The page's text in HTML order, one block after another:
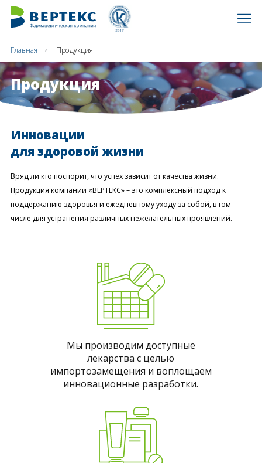
Главная Продукция
Продукция
Инновации
для здоровой жизни
Вряд ли кто поспорит, что успех зависит от качества жизни.
Продукция компании «ВЕРТЕКС» – это комплексный подход к
поддержанию здоровья и ежедневному уходу за собой, в том
числе для устранения различных нежелательных проявлений.
Мы производим доступные
лекарства с целью
импортозамещения и воплощаем
инновационные разработки.